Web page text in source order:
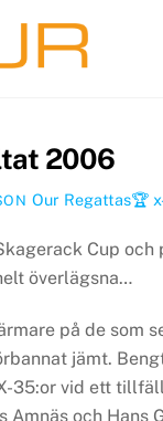
2006
Our Regattas🏆
Cup och
överlägsna…
på de som
jämt.
35:or vid ett
Amnäs och Hans